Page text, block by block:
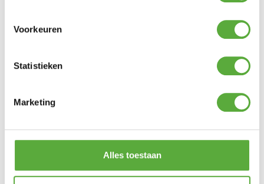
Voorkeuren
Statistieken
Marketing
Alles toestaan
Hoogte
BIJPASSENDE ACCESSOIRES EN ALTERNATIEVE
PRODUCTEN